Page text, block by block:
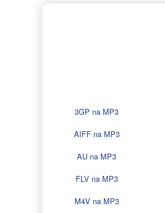
3GP na MP3
AIFF na MP3
AU na MP3
FLV na MP3
M4V na MP3